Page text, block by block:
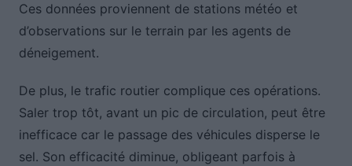
Ces données proviennent de stations météo et
d’observations sur le terrain par les agents de
déneigement.
De plus, le trafic routier complique ces opérations.
Saler trop tôt, avant un pic de circulation, peut être
inefficace car le passage des véhicules disperse le
sel. Son efficacité diminue, obligeant parfois à